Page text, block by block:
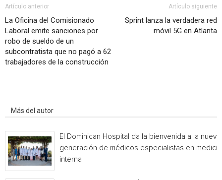
Artículo anterior
La Oficina del Comisionado
Laboral emite sanciones por
robo de sueldo de un
subcontratista que no pagó a 62
trabajadores de la construcción
Artículo siguiente
Sprint lanza la verdadera red
móvil 5G en Atlanta
Más del autor
El Dominican Hospital da la bienvenida a la nueva
generación de médicos especialistas en
interna